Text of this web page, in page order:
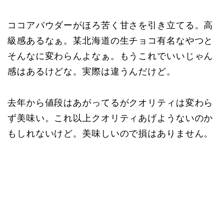
ココアパウダーがほろ苦く甘さを引き立てる。高
級感あるなぁ。某北海道の生チョコ有名なやつと
そんなに変わらんよなぁ。もうこれでいいじゃん
感はあるけどな。実際は違うんだけど。
去年から値段はあがってるがクオリティは変わら
ず美味い。これ以上クオリティあげようないのか
もしれないけど。美味しいので損はありません。